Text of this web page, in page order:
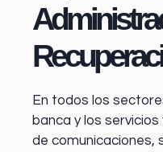
En todos los
banca y los servicios
de comunicaciones,